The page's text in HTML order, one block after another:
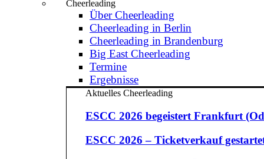
Cheerleading
Über Cheerleading
Cheerleading in Berlin
Cheerleading in Brandenburg
Big East Cheerleading
Termine
Ergebnisse
Aktuelles Cheerleading
ESCC 2026 begeistert Frankfurt
ESCC 2026 – Ticketverkauf